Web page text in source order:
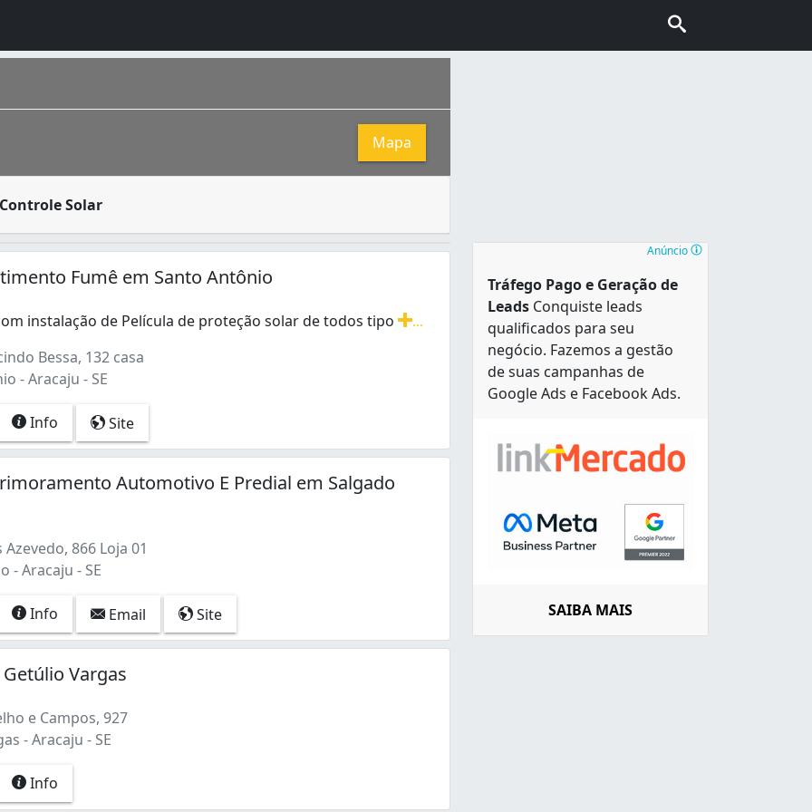
Mapa
Solar
Sergipe e está situada no litoral da região Nordeste . O município é entrecortado por diversos rios, sendo
Fumê em Santo Antônio
instalação de Película de proteção solar de todos tipo
instalação de Película de proteção solar de todos tipo. Orçamento sem compr
Bessa, 132 casa
- Aracaju - SE
Info Site
Automotivo E Predial em Salgado
Azevedo, 866 Loja 01
- Aracaju - SE
Info Email Site
Getúlio Vargas
e Campos, 927
- Aracaju - SE
Info
Anúncio
Tráfego Pago e Geração de
Leads Conquiste leads
qualificados para seu
negócio. Fazemos a gestão
de suas campanhas de
Google Ads e Facebook Ads.
SAIBA MAIS